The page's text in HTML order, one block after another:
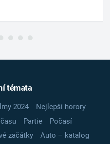
témata
2024
Nejlepší horory
Partie
Počasí
začátky
Auto – katalog